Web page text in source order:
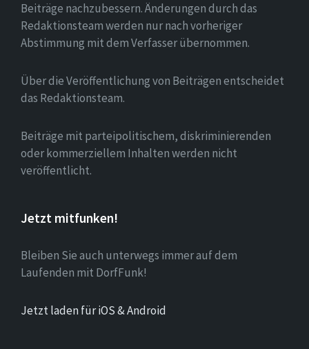
Beiträge nachzubessern. Änderungen durch das
Redaktionsteam werden nur nach vorheriger
Abstimmung mit dem Verfasser übernommen.
Über die Veröffentlichung von Beiträgen entscheidet
das Redaktionsteam.
Beiträge mit parteipolitischem, diskriminierenden
oder kommerziellem Inhalten werden nicht
veröffentlicht.
Jetzt mitfunken!
Bleiben Sie auch unterwegs immer auf dem
Laufenden mit DorfFunk!
Jetzt laden für iOS & Android